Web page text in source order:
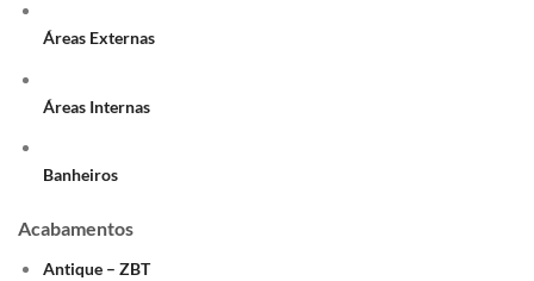
Áreas Externas
Áreas Internas
Banheiros
Acabamentos
Antique – ZBT